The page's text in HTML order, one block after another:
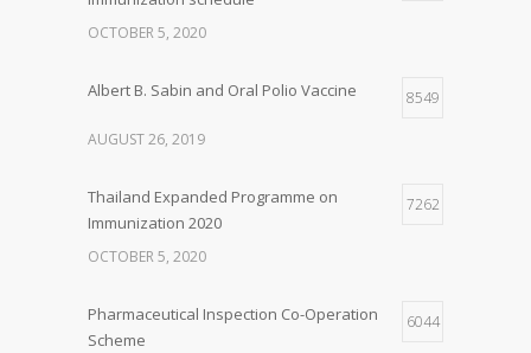
OCTOBER 5, 2020
Albert B. Sabin and Oral Polio Vaccine 8549
AUGUST 26, 2019
Thailand Expanded Programme on
Immunization 2020
7262
OCTOBER 5, 2020
Pharmaceutical Inspection Co-Operation
Scheme
6044